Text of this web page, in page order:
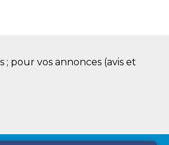
pour vos annonces (avis et